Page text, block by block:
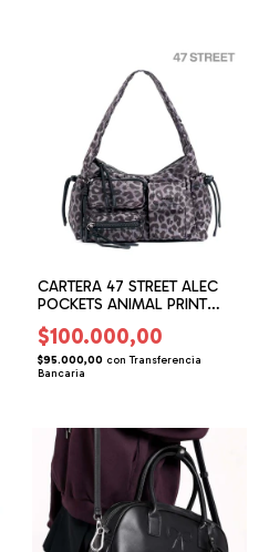
CARTERA 47 STREET ALEC
POCKETS ANIMAL PRINT
(47051303)
$100.000,00
$95.000,00 con Transferencia
Bancaria